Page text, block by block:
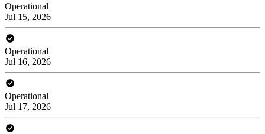
Operational
Jul 15, 2026
Operational
Jul 16, 2026
Operational
Jul 17, 2026